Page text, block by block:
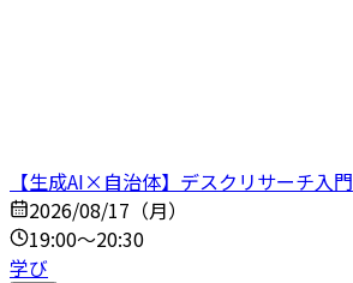
【生成AI×自治体】デスクリサーチ入門
2026/08/17（月）
19:00～20:30
学び